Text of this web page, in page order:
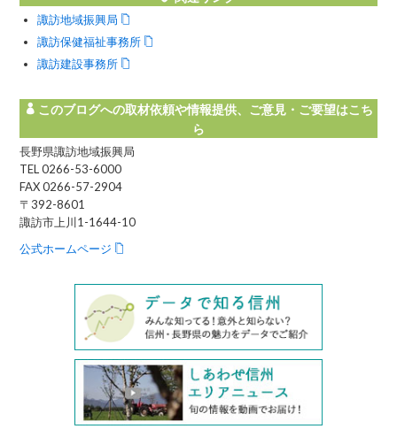
諏訪地域振興局
諏訪保健福祉事務所
諏訪建設事務所
このブログへの取材依頼や情報提供、ご意見・ご要望はこち
ら
長野県諏訪地域振興局
TEL 0266-53-6000
FAX 0266-57-2904
〒392-8601
諏訪市上川1-1644-10
公式ホームページ